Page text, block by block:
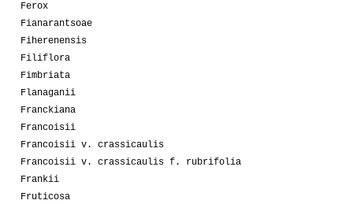
Ferox
Fianarantsoae
Fiherenensis
Filiflora
Fimbriata
Flanaganii
Franckiana
Francoisii
Francoisii v. crassicaulis
Francoisii v. crassicaulis f. rubrifolia
Frankii
Fruticosa